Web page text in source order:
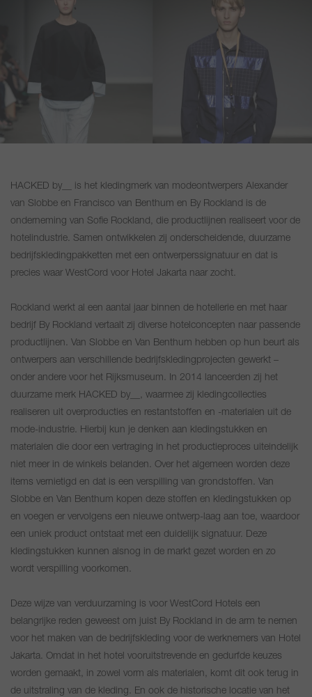
HACKED by__ is het kledingmerk van modeontwerpers Alexander
van Slobbe en Francisco van Benthum en By Rockland is de
onderneming van Sofie Rockland, die productlijnen realiseert voor de
hotelindustrie. Samen ontwikkelen zij onderscheidende, duurzame
bedrijfskledingpakketten met een ontwerperssignatuur en dat is
precies waar WestCord voor Hotel Jakarta naar zocht.
Rockland werkt al een aantal jaar binnen de hotellerie en met haar
bedrijf By Rockland vertaalt zij diverse hotelconcepten naar passende
productlijnen. Van Slobbe en Van Benthum hebben op hun beurt als
ontwerpers aan verschillende bedrijfskledingprojecten gewerkt –
onder andere voor het Rijksmuseum. In 2014 lanceerden zij het
duurzame merk HACKED by__, waarmee zij kledingcollecties
realiseren uit overproducties en restantstoffen en -materialen uit de
mode-industrie. Hierbij kun je denken aan kledingstukken en
materialen die door een vertraging in het productieproces uiteindelijk
niet meer in de winkels belanden. Over het algemeen worden deze
items vernietigd en dat is een verspilling van grondstoffen. Van
Slobbe en Van Benthum kopen deze stoffen en kledingstukken op
en voegen er vervolgens een nieuwe ontwerp-laag aan toe, waardoor
een uniek product ontstaat met een duidelijk signatuur. Deze
kledingstukken kunnen alsnog in de markt gezet worden en zo
wordt verspilling voorkomen.
Deze wijze van verduurzaming is voor WestCord Hotels een
belangrijke reden geweest om juist By Rockland in de arm te nemen
voor het maken van de bedrijfskleding voor de werknemers van Hotel
Jakarta. Omdat in het hotel vooruitstrevende en gedurfde keuzes
worden gemaakt, in zowel vorm als materialen, komt dit ook terug in
de uitstraling van de kleding. En ook de historische locatie van het